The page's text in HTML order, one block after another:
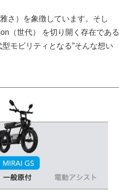
さ）を象徴しています。そし
（世代） を切り開く存在である
モビリティとなる”そんな想い